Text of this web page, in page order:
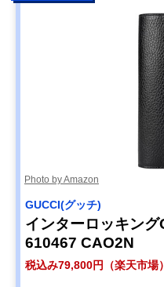
Photo by Amazon
GUCCI(グッチ)
インターロッキン
610467 CAO2N
税込み79,800円（楽天市場）